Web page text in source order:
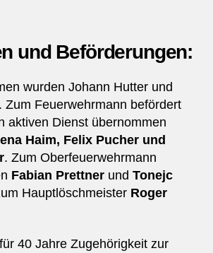
und Beförderungen:
wurden Johann Hutter und
Zum Feuerwehrmann befördert
aktiven Dienst übernommen
Haim, Felix Pucher und
. Zum Oberfeuerwehrmann
Fabian Prettnerund Tonejc
Hauptlöschmeister Roger
40 Jahre Zugehörigkeit zur